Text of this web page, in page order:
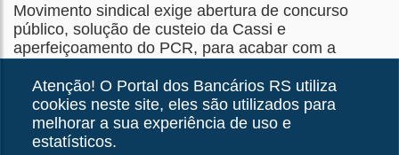
Atenção! O Portal dos Bancários RS utiliza
cookies neste site, eles são utilizados para
melhorar a sua experiência de uso e
estatísticos.
Movimento sindical exige abertura de concurso
público, solução de custeio da Cassi e
aperfeiçoamento do PCR, para acabar com a
piso salarial